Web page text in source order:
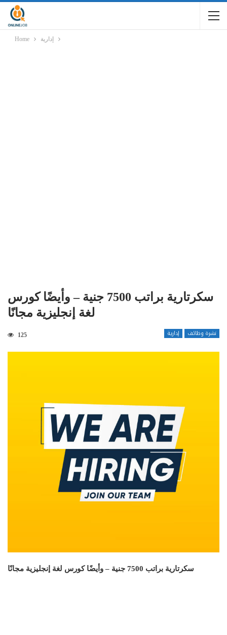
Home إدارية
سكرتارية براتب 7500 جنية – وأيضًا كورس
لغة إنجليزية مجانًا
إدارية نشرة وظائف 125
سكرتارية براتب 7500 جنية – وأيضًا كورس لغة إنجليزية مجانًا